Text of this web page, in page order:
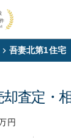
吾妻北第1住宅
却査定・
円